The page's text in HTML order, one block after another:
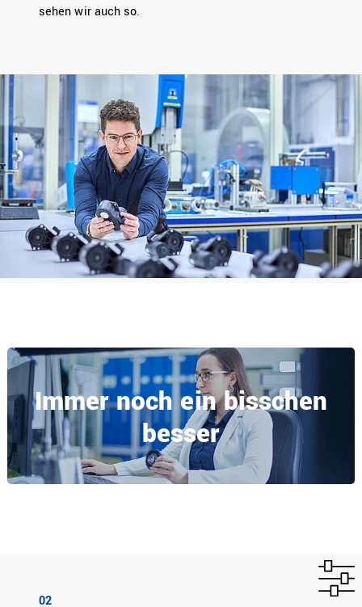
sehen wir auch so.
Immer noch ein bisschen
besser
02